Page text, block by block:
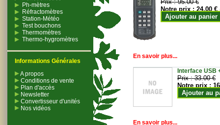
Ph-mètres
Réfractomètres
Station-Météo
Test bouchons
Thermomètres
Thermo-hygromètres
Informations Générales
A propos
Conditions de vente
Plan d'accès
Newsletter
Convertisseur d'unités
Nos vidéos
Prix :95.00 €
Notre prix :24.00 €
Ajouter au panier
En savoir plus...
Interface USB
Prix :33.00 €
Notre prix :
Ajouter au
En savoir plus...